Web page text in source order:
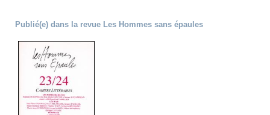
Publié(e) dans la revue Les Hommes sans épaules